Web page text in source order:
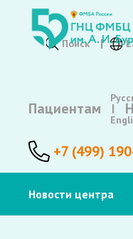
Поиск
Пациентам
+7 (499)
Новости центра